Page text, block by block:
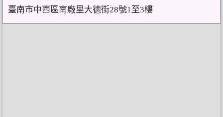
臺南市中西區南廠里大德街28號1至3樓